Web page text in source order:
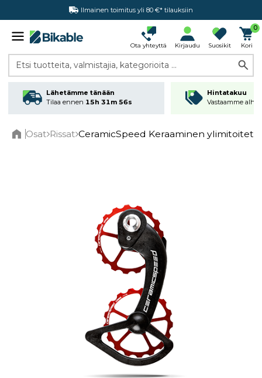
Ilmainen toimitus yli 80 €* tilauksiin
Hintatakuu
Ota yhteyttä Kirjaudu Suosikit
0
Kori
Etsi tuotteita, valmistajia, kategorioita ...
Lähetämme tänään
Tilaa ennen 15h 31m 55s
Hintatakuu
Vastaamme
Osat Rissat CeramicSpeed Keraaminen